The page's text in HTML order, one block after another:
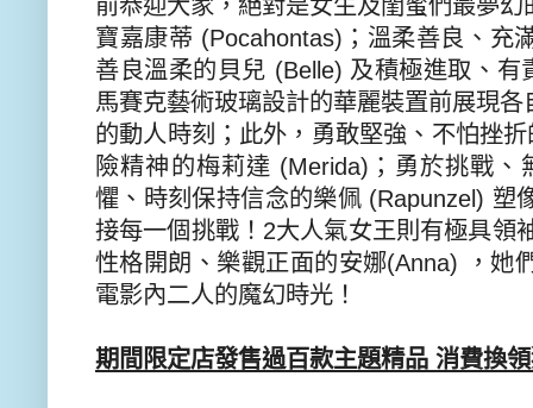
前恭迎大家， 絕對是女生及閨蜜們最夢
寶嘉康蒂 (Pocahontas) ；溫柔善良、充
善良溫柔的貝兒 (Belle) 及積極進取、有
馬賽克藝術玻璃設計的華麗裝置前展現各
的動人時刻；此外，勇敢堅強、 不怕挫
險精神的梅莉達 (Merida) ；勇於挑戰
懼、時刻保持信念的樂佩 (Rapunzel) 塑
接每一個挑戰！ 2大人氣女王則 有極具領
性格開朗、樂觀正面的安娜(Anna) ，她
電影內二人的魔幻時光！
期間限定店發售過百款主題精品 消費換